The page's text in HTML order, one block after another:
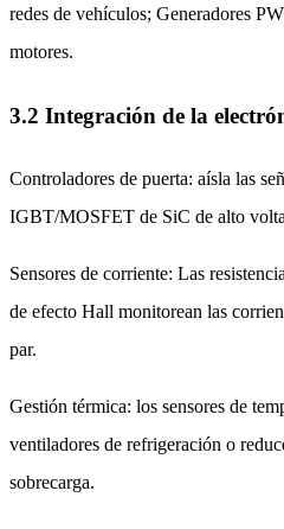
redes de vehículos; Generadores
motores.
3.2 Integración de la
Controladores de puerta: aísla las
IGBT/MOSFET de SiC de alto
Sensores de corriente: Las
de efecto Hall monitorean las
par.
Gestión térmica: los sensores de
ventiladores de refrigeración o
sobrecarga.